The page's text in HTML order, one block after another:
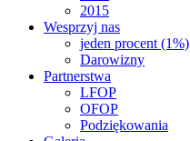
2015
Wesprzyj nas
jeden procent (1%)
Darowizny
Partnerstwa
LFOP
OFOP
Podziękowania